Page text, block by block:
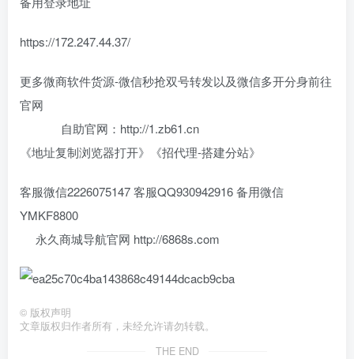
https://172.247.44.37/
更多微商软件货源-微信秒抢双号转发以及微信多开分身前往
官网
自助官网：http://1.zb61.cn
《地址复制浏览器打开》《招代理-搭建分站》
客服微信2226075147 客服QQ930942916 备用微信
YMKF8800
永久商城导航官网 http://6868s.com
© 版权声明
文章版权归作者所有，未经允许请勿转载。
THE END